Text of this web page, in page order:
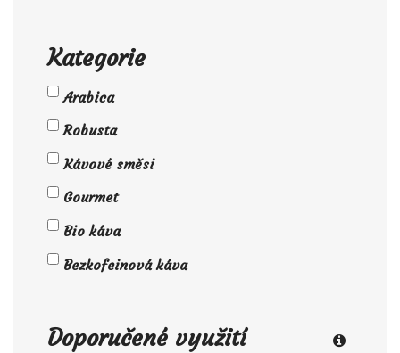
Kategorie
Arabica
Robusta
Kávové směsi
Gourmet
Bio káva
Bezkofeinová káva
Doporučené využití